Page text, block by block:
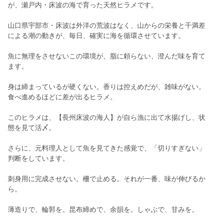
が、瀬戸内・床波の海で育った天然ヒラメです。
山口県宇部市・床波は外洋の荒波はなく、山からの栄養と干満差
による潮の動きが、毎日、確実に海を循環させています。
魚に無理をさせないこの環境が、脂に頼らない、澄んだ味を育て
ます。
身は締まっているが硬くない。香りは控えめだが、雑味がない。
食べ進めるほどに差が出るヒラメ。
このヒラメは、【長州床波の海人】が自ら漁に出て水揚げし、状
態を見て活〆。
さらに、元料理人として魚を見てきた感覚で、「切りすぎない」
判断をしています。
刺身用に完成させない。柵で止める。それが一番、味が伸びるか
ら。
薄造りで、輪郭を。昆布締めで、余韻を。しゃぶで、甘みを。